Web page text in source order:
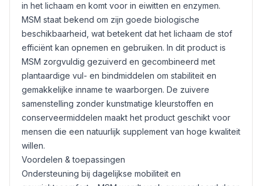
in het lichaam en komt voor in eiwitten en enzymen.
MSM staat bekend om zijn goede biologische
beschikbaarheid, wat betekent dat het lichaam de stof
efficiënt kan opnemen en gebruiken. In dit product is
MSM zorgvuldig gezuiverd en gecombineerd met
plantaardige vul- en bindmiddelen om stabiliteit en
gemakkelijke inname te waarborgen. De zuivere
samenstelling zonder kunstmatige kleurstoffen en
conserveermiddelen maakt het product geschikt voor
mensen die een natuurlijk supplement van hoge kwaliteit
willen.
Voordelen & toepassingen
Ondersteuning bij dagelijkse mobiliteit en